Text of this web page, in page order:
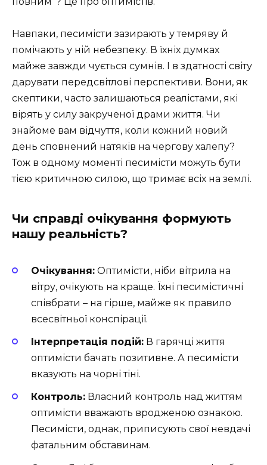
Навпаки, песимісти зазирають у темряву й
помічають у ній небезпеку. В їхніх думках
майже завжди чується сумнів. І в здатності світу
дарувати передсвітлові перспективи. Вони, як
скептики, часто залишаються реалістами, які
вірять у силу закрученої драми життя. Чи
знайоме вам відчуття, коли кожний новий
день сповнений натяків на чергову халепу?
Тож в одному моменті песимісти можуть бути
тією критичною силою, що тримає всіх на землі.
Чи справді очікування формують
нашу реальність?
Очікування: Оптимісти, ніби вітрила на
вітру, очікують на краще. Їхні песимістичні
співбрати – на гірше, майже як правило
всесвітньої конспірації.
Інтерпретація подій: В гарячці життя
оптимісти бачать позитивне. А песимісти
вказують на чорні тіні.
Контроль: Власний контроль над життям
оптимісти вважають вродженою ознакою.
Песимісти, однак, приписують свої невдачі
фатальним обставинам.